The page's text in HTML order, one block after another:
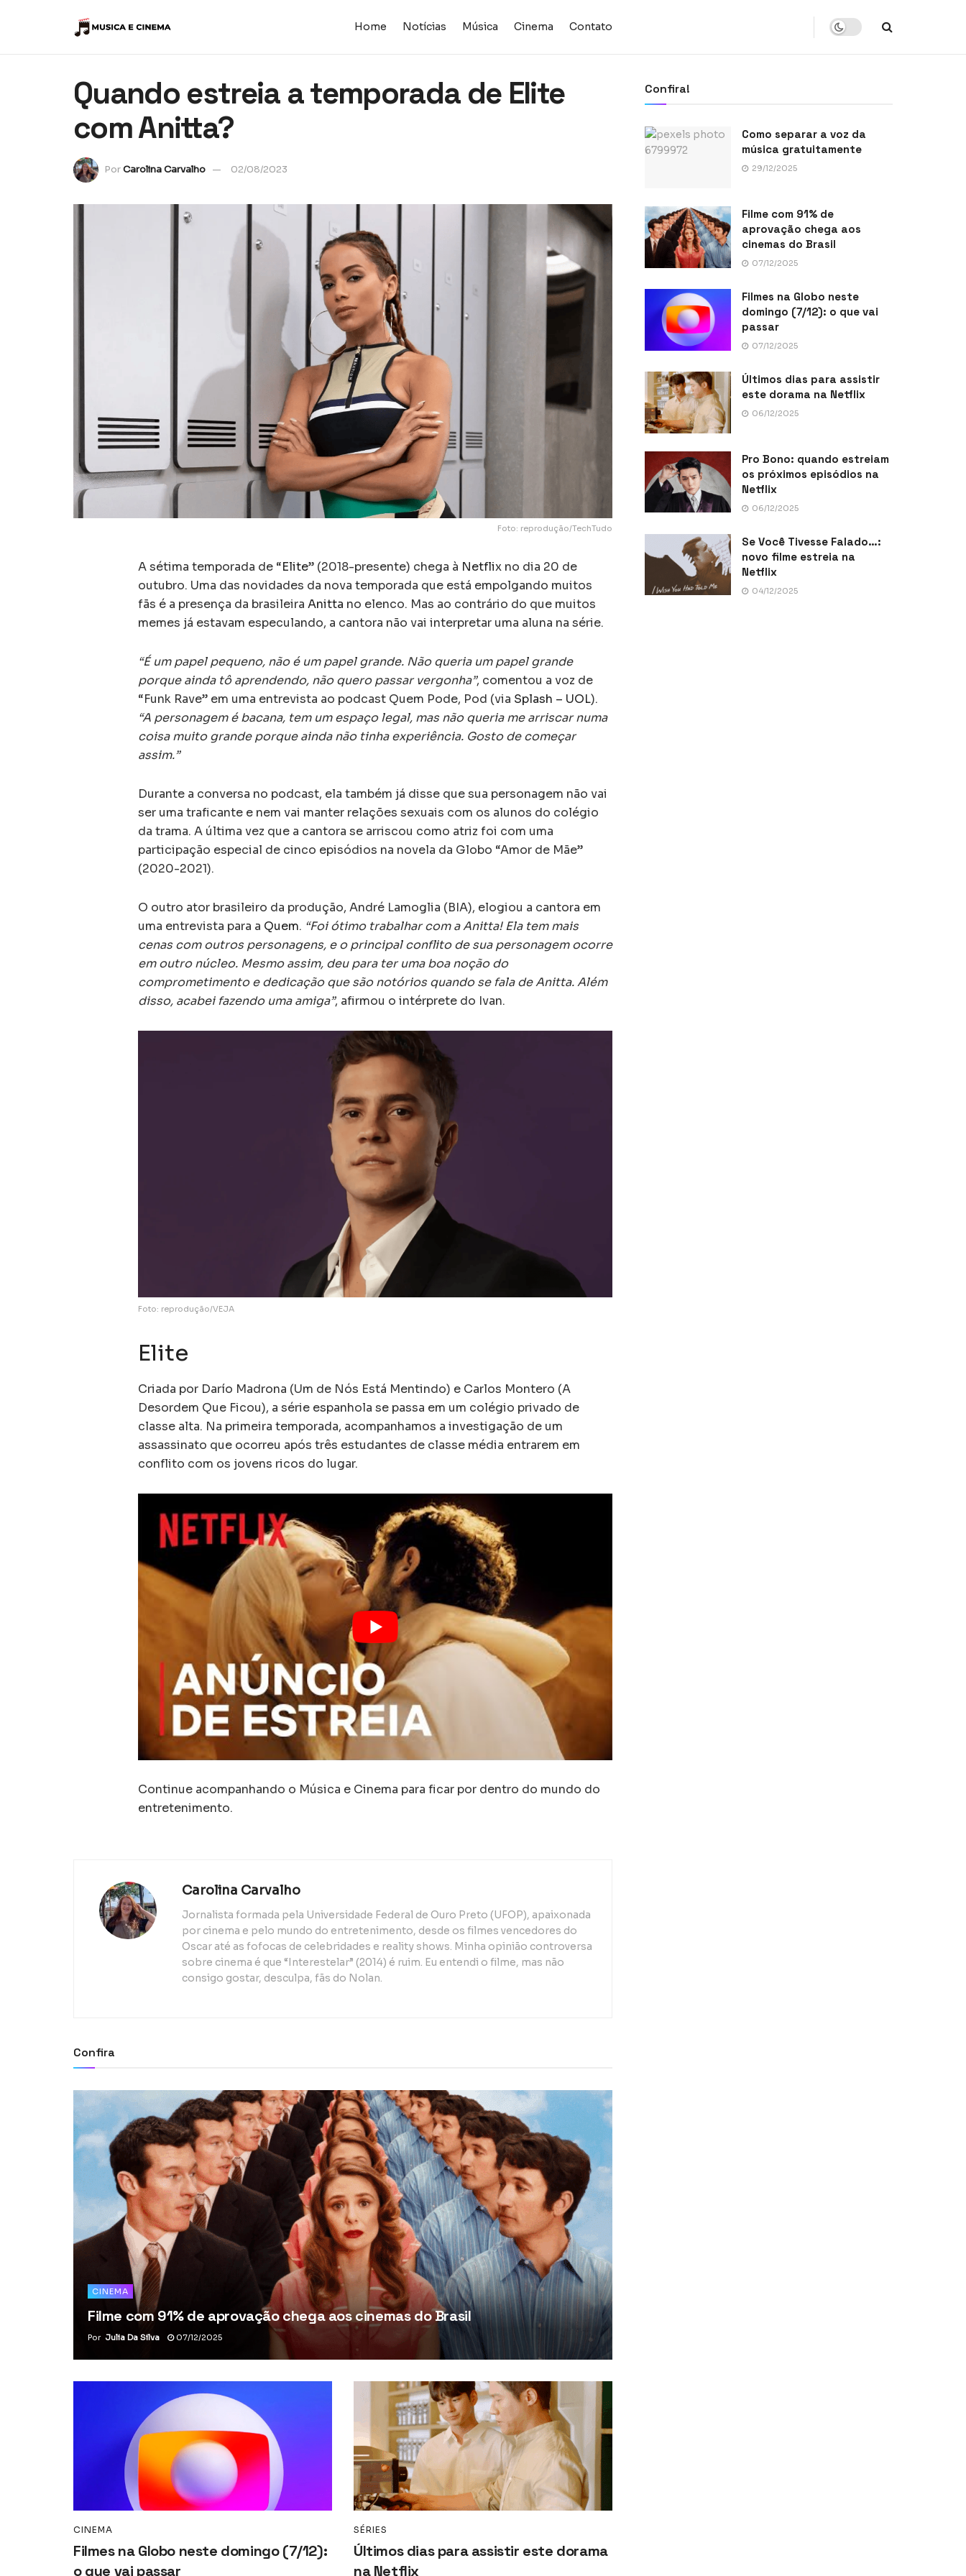
Home Notícias Música Cinema Contato
Quando estreia a temporada de Elite
com Anitta?
PorCarolina Carvalho 02/08/2023
Foto: reprodução/TechTudo
A sétima temporada de “Elite” (2018-presente) chega à Netflix no dia 20 de
outubro. Uma das novidades da nova temporada que está empolgando muitos
fãs é a presença da brasileira Anitta no elenco. Mas ao contrário do que muitos
memes já estavam especulando, a cantora não vai interpretar uma aluna na série.
“É um papel pequeno, não é um papel grande. Não queria um papel grande
porque ainda tô aprendendo, não quero passar vergonha”, comentou a voz de
“Funk Rave” em uma entrevista ao podcast Quem Pode, Pod (via Splash – UOL).
“A personagem é bacana, tem um espaço legal, mas não queria me arriscar numa
coisa muito grande porque ainda não tinha experiência. Gosto de começar
assim.”
Durante a conversa no podcast, ela também já disse que sua personagem não vai
ser uma traficante e nem vai manter relações sexuais com os alunos do colégio
da trama. A última vez que a cantora se arriscou como atriz foi com uma
participação especial de cinco episódios na novela da Globo “Amor de Mãe”
(2020-2021).
O outro ator brasileiro da produção, André Lamoglia (BIA), elogiou a cantora em
uma entrevista para a Quem. “Foi ótimo trabalhar com a Anitta! Ela tem mais
cenas com outros personagens, e o principal conflito de sua personagem ocorre
em outro núcleo. Mesmo assim, deu para ter uma boa noção do
comprometimento e dedicação que são notórios quando se fala de Anitta. Além
disso, acabei fazendo uma amiga”, afirmou o intérprete do Ivan.
Foto: reprodução/VEJA
Elite
Criada por Darío Madrona (Um de Nós Está Mentindo) e Carlos Montero (A
Desordem Que Ficou), a série espanhola se passa em um colégio privado de
classe alta. Na primeira temporada, acompanhamos a investigação de um
assassinato que ocorreu após três estudantes de classe média entrarem em
conflito com os jovens ricos do lugar.
Continue acompanhando o Música e Cinema para ficar por dentro do mundo do
entretenimento.
Carolina Carvalho
Jornalista formada pela Universidade Federal de Ouro Preto (UFOP), apaixonada
por cinema e pelo mundo do entretenimento, desde os filmes vencedores do
Oscar até as fofocas de celebridades e reality shows. Minha opinião controversa
sobre cinema é que “Interestelar” (2014) é ruim. Eu entendi o filme, mas não
consigo gostar, desculpa, fãs do Nolan.
Confira
CINEMA
Filme com 91% de aprovação chega aos cinemas do Brasil
Por Julia Da Silva 07/12/2025
CINEMA
Filmes na Globo neste domingo (7/12):
o que vai passar
SÉRIES
Últimos dias para assistir este dorama
na Netflix
Confira!
Como separar a voz da
música gratuitamente
29/12/2025
Filme com 91% de
aprovação chega aos
cinemas do Brasil
07/12/2025
Filmes na Globo neste
domingo (7/12): o que vai
passar
07/12/2025
Últimos dias para assistir
este dorama na Netflix
06/12/2025
Pro Bono: quando estreiam
os próximos episódios na
Netflix
06/12/2025
Se Você Tivesse Falado…:
novo filme estreia na
Netflix
04/12/2025